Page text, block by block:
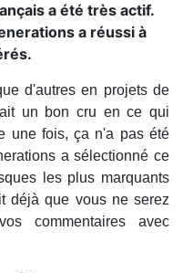
a été très actif.
a réussi à
d'autres en projets de
un bon cru en ce qui
une fois, ça n'a pas été
a sélectionné ce
les plus marquants
déjà que vous ne serez
commentaires avec